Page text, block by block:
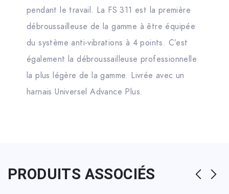
pendant le travail. La FS 311 est la première
débroussailleuse de la gamme à être équipée
du système anti-vibrations à 4 points. C’est
également la débroussailleuse professionnelle
la plus légère de la gamme. Livrée avec un
harnais Universel Advance Plus.
PRODUITS ASSOCIÉS